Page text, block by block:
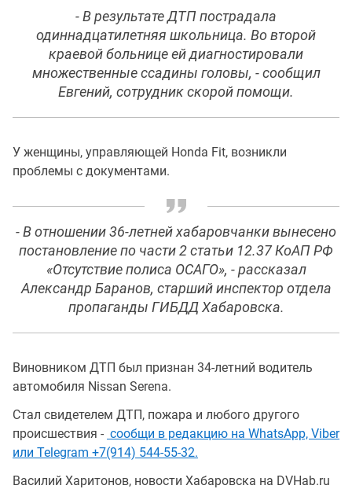
- В результате ДТП пострадала
одиннадцатилетняя школьница. Во второй
краевой больнице ей диагностировали
множественные ссадины головы, - сообщил
Евгений, сотрудник скорой помощи.
У женщины, управляющей Honda Fit, возникли
проблемы с документами.
- В отношении 36-летней хабаровчанки вынесено
постановление по части 2 статьи 12.37 КоАП РФ
«Отсутствие полиса ОСАГО», - рассказал
Александр Баранов, старший инспектор отдела
пропаганды ГИБДД Хабаровска.
Виновником ДТП был признан 34-летний водитель
автомобиля Nissan Serena.
Стал свидетелем ДТП, пожара и любого другого
происшествия - сообщи в редакцию на WhatsApp, Viber
или Telegram +7(914) 544-55-32.
Василий Харитонов, новости Хабаровска на DVHab.ru